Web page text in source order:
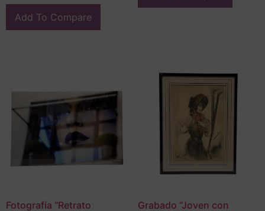
Add To Compare
Fotografía “Retrato
Grabado “Joven con